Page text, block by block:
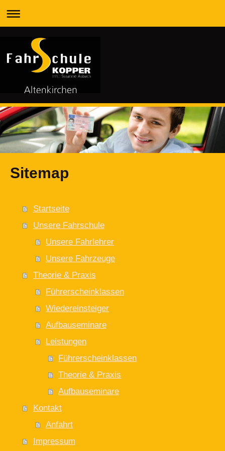
Sitemap
Startseite
Unsere Fahrschule
Unsere Fahrlehrer
Unsere Fahrzeuge
Theorie & Praxis
Führerscheinklassen
Wiedereinsteiger
Aufbauseminare
Leistungen
Führerscheinklassen
Theorie & Praxis
Aufbauseminare
Kontakt
Anfahrt
Impressum